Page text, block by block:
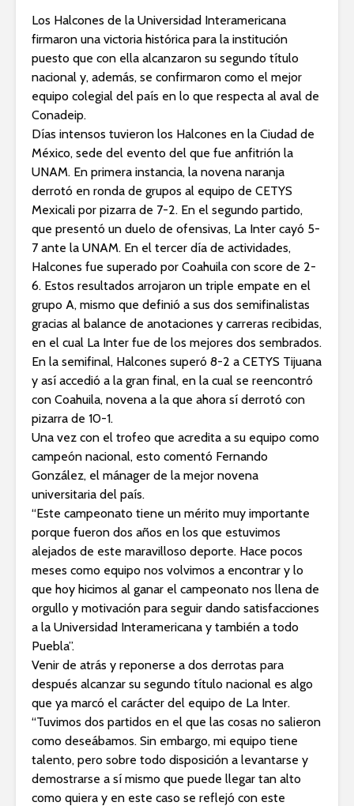
Los Halcones de la Universidad Interamericana
firmaron una victoria histórica para la institución
puesto que con ella alcanzaron su segundo título
nacional y, además, se confirmaron como el mejor
equipo colegial del país en lo que respecta al aval de
Conadeip.
Días intensos tuvieron los Halcones en la Ciudad de
México, sede del evento del que fue anfitrión la
UNAM. En primera instancia, la novena naranja
derrotó en ronda de grupos al equipo de CETYS
Mexicali por pizarra de 7-2. En el segundo partido,
que presentó un duelo de ofensivas, La Inter cayó 5-
7 ante la UNAM. En el tercer día de actividades,
Halcones fue superado por Coahuila con score de 2-
6. Estos resultados arrojaron un triple empate en el
grupo A, mismo que definió a sus dos semifinalistas
gracias al balance de anotaciones y carreras recibidas,
en el cual La Inter fue de los mejores dos sembrados.
En la semifinal, Halcones superó 8-2 a CETYS Tijuana
y así accedió a la gran final, en la cual se reencontró
con Coahuila, novena a la que ahora sí derrotó con
pizarra de 10-1.
Una vez con el trofeo que acredita a su equipo como
campeón nacional, esto comentó Fernando
González, el mánager de la mejor novena
universitaria del país.
“Este campeonato tiene un mérito muy importante
porque fueron dos años en los que estuvimos
alejados de este maravilloso deporte. Hace pocos
meses como equipo nos volvimos a encontrar y lo
que hoy hicimos al ganar el campeonato nos llena de
orgullo y motivación para seguir dando satisfacciones
a la Universidad Interamericana y también a todo
Puebla”.
Venir de atrás y reponerse a dos derrotas para
después alcanzar su segundo título nacional es algo
que ya marcó el carácter del equipo de La Inter.
“Tuvimos dos partidos en el que las cosas no salieron
como deseábamos. Sin embargo, mi equipo tiene
talento, pero sobre todo disposición a levantarse y
demostrarse a sí mismo que puede llegar tan alto
como quiera y en este caso se reflejó con este